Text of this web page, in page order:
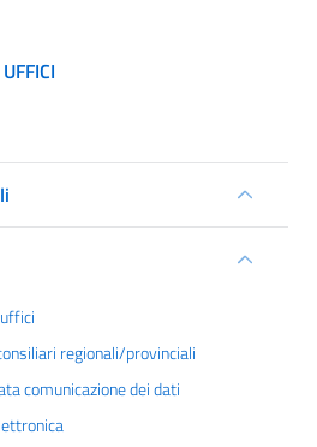
regionali/provinciali
comunicazione dei dati